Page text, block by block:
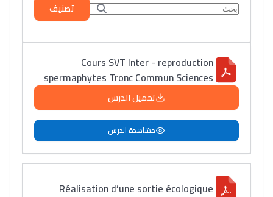
تصنيف
Cours SVT Inter - reproduction
spermaphytes Tronc Commun Sciences
تحميل الدرس
مشاهدة الدرس
Réalisation d’une sortie écologique